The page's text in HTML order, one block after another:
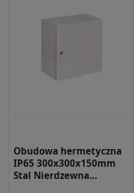
Obudowa hermetyczna
IP65 300x300x150mm
Stal Nierdzewna